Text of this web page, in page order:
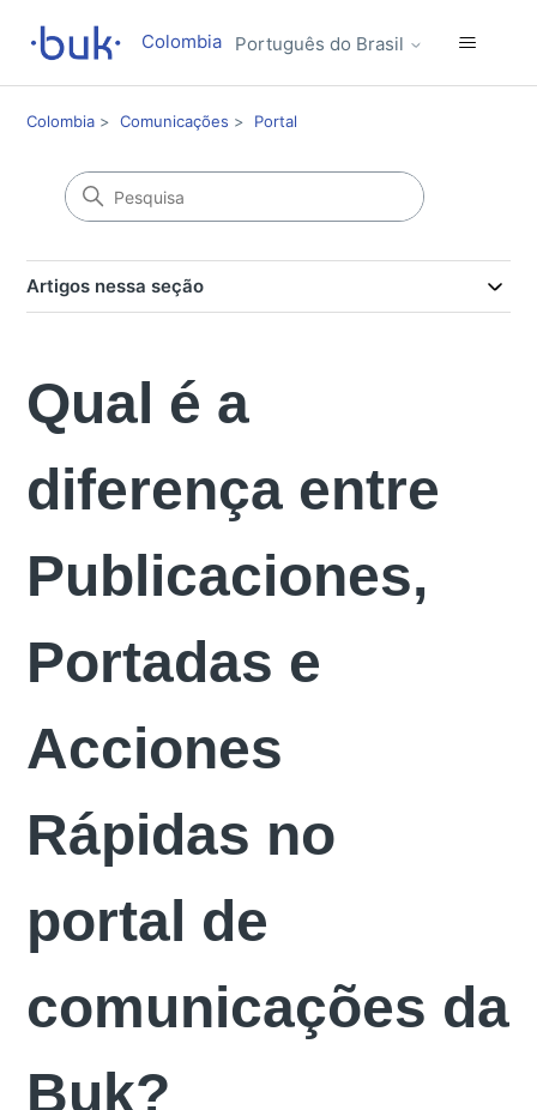
Colombia Português do Brasil
Colombia Comunicações Portal
Artigos nessa seção
Qual é a
diferença entre
Publicaciones,
Portadas e
Acciones
Rápidas no
portal de
comunicações da
Buk?